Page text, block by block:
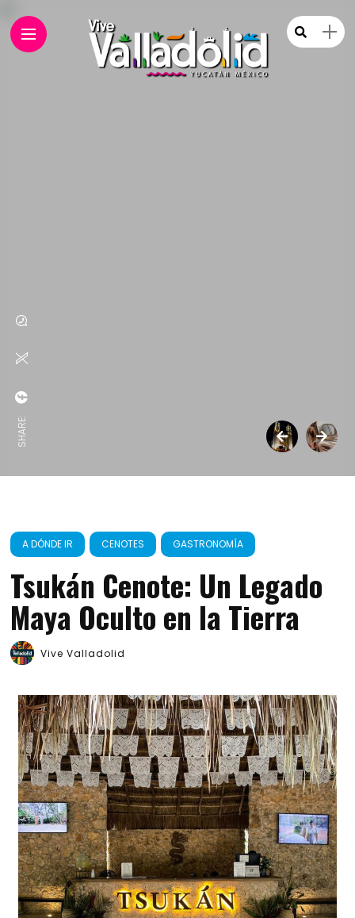
SHARE:
A DÓNDE IR CENOTES GASTRONOMÍA
Tsukán Cenote: Un Legado
Maya Oculto en la Tierra
Vive Valladolid